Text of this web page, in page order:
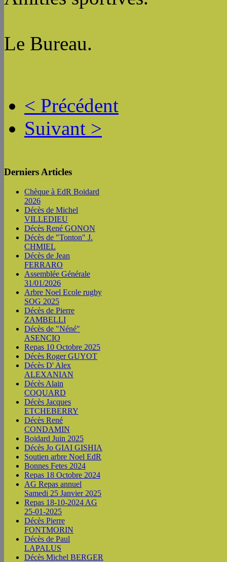
Le Bureau.
< Précédent
Suivant >
Derniers Articles
Chèque à EdR Boidard
2026
Décès de Michel
VILLEDIEU
Décès René GONON
Décès de "Tonton" J.
CHMIEL
Décès de Jean
FERRARO
Assemblée Générale
31/01/2026
Arbre Noel Ecole rugby
SOG 2025
Décès de Pierre
ZAMBELLI
Décès de "Néné"
ASENCIO
Repas 10 Octobre 2025
Décès Roger GUYOT
Décès D' Alex
ALEXANIAN
Décès Alain
COQUARD
Décès Jacques
ETCHEBERRY
Décès René
CONDAMIN
Boidard Juin 2025
Décès Jo GIAI GISHIA
Soutien arbre Noel EdR
Bonnes Fetes 2024
Repas 18 Octobre 2024
AG Repas annuel
Samedi 25 Janvier 2025
Repas 18-10-2024 AG
25-01-2025
Décès Pierre
FONTMORIN
Décès de Paul
LAPALUS
Décès Michel BERGER